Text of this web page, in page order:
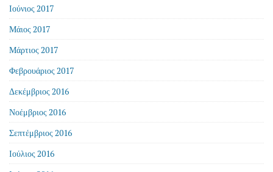
Ιούνιος 2017
Μάιος 2017
Μάρτιος 2017
Φεβρουάριος 2017
Δεκέμβριος 2016
Νοέμβριος 2016
Σεπτέμβριος 2016
Ιούλιος 2016